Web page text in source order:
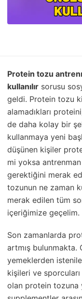
Protein tozu
kullanılır sorusu
geldi. Protein tozu
alamadıkları
de daha kolay bir
kullanmaya yeni
düşünen kişiler
mi yoksa antrenman
gerektiğini merak
tozunun ne zaman
merak edilen tüm
içeriğimize
Son zamanlarda
artmış bulunmakta.
yemeklerden
kişileri ve
olan protein tozuna